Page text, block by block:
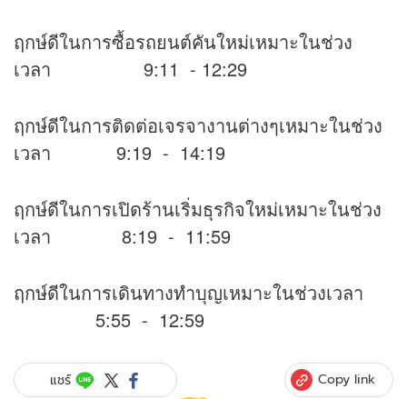
ฤกษ์ดีในการซื้อรถยนต์คันใหม่เหมาะในช่วง
เวลา 9:11 - 12:29
ฤกษ์ดีในการติดต่อเจรจางานต่างๆเหมาะในช่วง
เวลา 9:19 - 14:19
ฤกษ์ดีในการเปิดร้านเริ่มธุรกิจใหม่เหมาะในช่วง
เวลา 8:19 - 11:59
ฤกษ์ดีในการเดินทางทำบุญเหมาะในช่วงเวลา
5:55 - 12:59
แชร์ Copy link